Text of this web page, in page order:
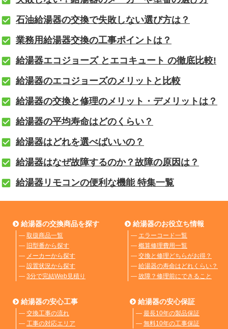
石油給湯器の交換で失敗しない選び方は？
業務用給湯器交換の工事ポイントは？
給湯器エコジョーズ とエコキュート の徹底比較!
給湯器のエコジョーズのメリットと比較
給湯器の交換と修理のメリット・デメリットは？
給湯器の平均寿命はどのくらい？
給湯器はどれを選べばいいの？
給湯器はなぜ故障するのか？故障の原因は？
給湯器リモコンの便利な機能 特集一覧
給湯器の交換商品を探す
― 取扱商品一覧
― 旧型番から探す
― メーカーから探す
― 設置状況から探す
― 3分で完結Web見積り
給湯器のお役立ち情報
― エラーコード一覧
― 概算修理費用一覧
― 交換と修理どちらがお得？
― 給湯器の寿命はどれくらい？
― 故障？修理前にできること
給湯器の安心工事
― 交換工事の流れ
― 工事の対応エリア
給湯器の安心保証
― 最長10年の製品保証
― 無料10年の工事保証